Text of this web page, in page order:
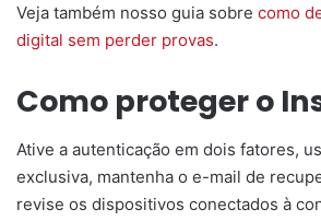
Veja também nosso guia sobre como
digital sem perder provas.
Como proteger o
Ative a autenticação em dois fatores,
exclusiva, mantenha o e-mail de
revise os dispositivos conectados à